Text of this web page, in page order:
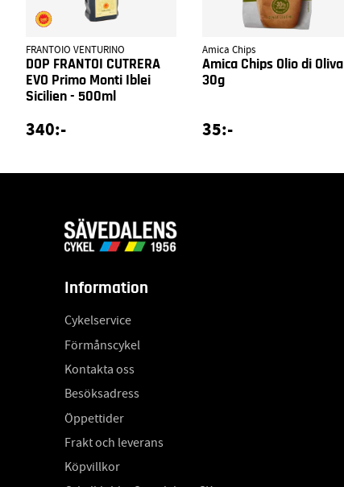
FRANTOIO VENTURINO
DOP FRANTOI CUTRERA
EVO Primo Monti Iblei
Sicilien - 500ml
340:-
Amica Chips
Amica Chips Olio di Oliva
30g
35:-
Information
Cykelservice
Förmånscykel
Kontakta oss
Besöksadress
Öppettider
Frakt och leverans
Köpvillkor